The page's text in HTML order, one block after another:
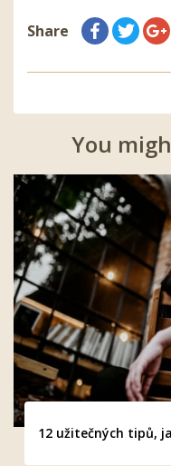
Share
You
12 užitečných tipů,